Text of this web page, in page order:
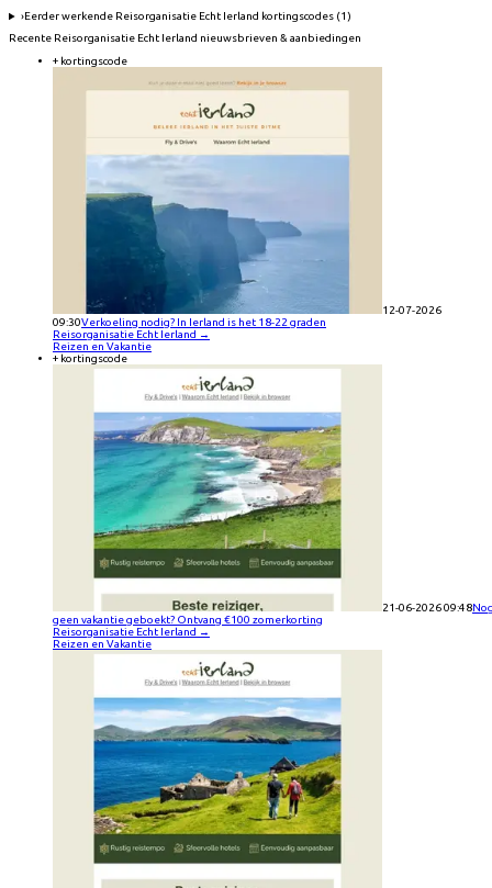
›Eerder werkende Reisorganisatie Echt Ierland kortingscodes (1)
Recente Reisorganisatie Echt Ierland nieuwsbrieven & aanbiedingen
+ kortingscode
12-07-2026
09:30Verkoeling nodig? In Ierland is het 18-22 graden
Reisorganisatie Echt Ierland →
Reizen en Vakantie
+ kortingscode
21-06-2026 09:48
geen vakantie geboekt? Ontvang €100 zomerkorting
Reisorganisatie Echt Ierland →
Reizen en Vakantie